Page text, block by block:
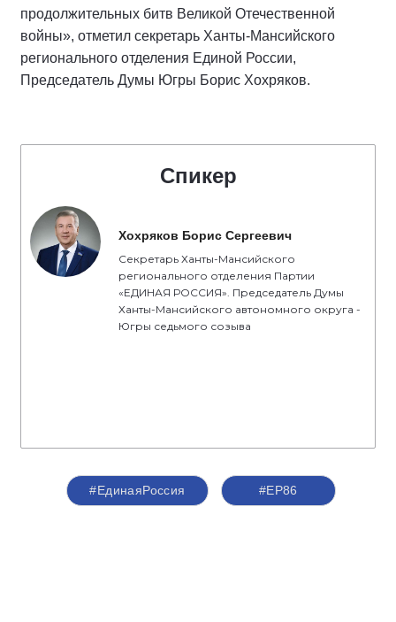
продолжительных битв Великой Отечественной
войны», отметил секретарь Ханты-Мансийского
регионального отделения Единой России,
Председатель Думы Югры Борис Хохряков.
Спикер
Хохряков Борис Сергеевич
Секретарь Ханты-Мансийского
регионального отделения Партии
«ЕДИНАЯ РОССИЯ». Председатель Думы
Ханты-Мансийского автономного округа -
Югры седьмого созыва
#ЕдинаяРоссия #ЕР86